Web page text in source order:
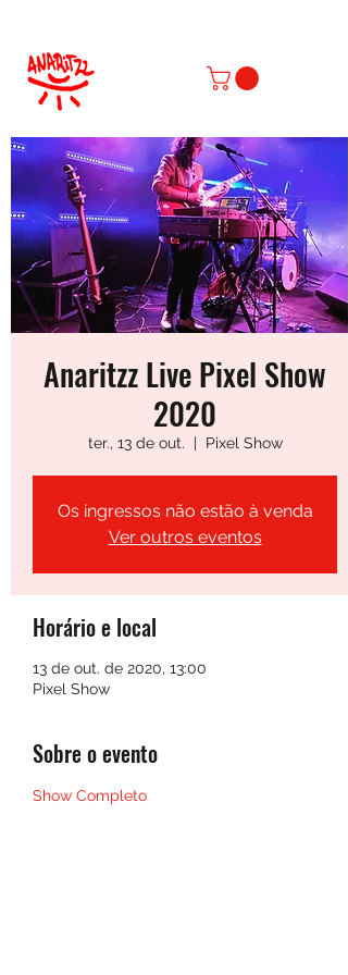
Anaritzz Live Pixel Show
2020
ter., 13 de out.
  |
Pixel Show
Os ingressos não estão à venda
Ver outros eventos
Horário e local
13 de out. de 2020, 13:00
Pixel Show
Sobre o evento
Show Completo